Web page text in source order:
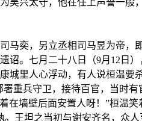
马奕，另立丞相司马昱为帝，
。七月二十八日（9月12日）
城里人心浮动，有人说桓温要
重兵守卫，接待百官，当时
墙壁后面安置人呀！”桓温
王坦之当初与谢安齐名，众